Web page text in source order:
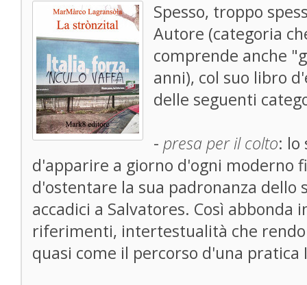
Spesso, troppo
Autore (categoria
comprende anche
anni), col suo libro
delle seguenti
- presa per il colto: lo
d'apparire a giorno d'ogni moderno
d'ostentare la sua padronanza dello
accadici a Salvatores. Così abbonda
riferimenti, intertestualità che
quasi come il percorso d'una pratica